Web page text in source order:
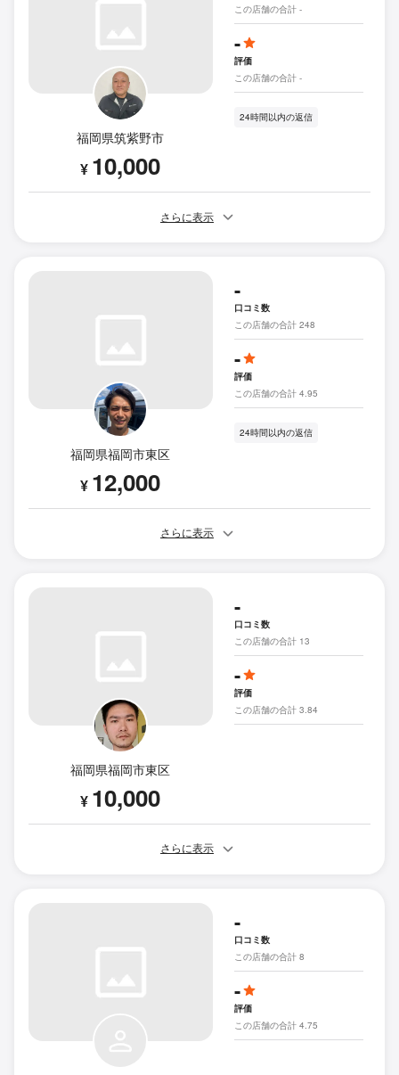
福岡県筑紫野市
¥ 10,000
この店舗の合計 -
-
評価
この店舗の合計 -
24時間以内の返信
さらに表示
福岡県福岡市東区
¥ 12,000
-
口コミ数
この店舗の合計 248
-
評価
この店舗の合計 4.95
24時間以内の返信
さらに表示
福岡県福岡市東区
¥ 10,000
-
口コミ数
この店舗の合計 13
-
評価
この店舗の合計 3.84
さらに表示
-
口コミ数
この店舗の合計 8
-
評価
この店舗の合計 4.75